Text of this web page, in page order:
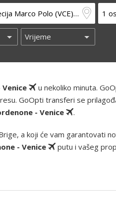
u nekoliko minuta.
GoOpti transferi se
- Venice .
a koji će vam garantovati
- Venice putu i vašeg